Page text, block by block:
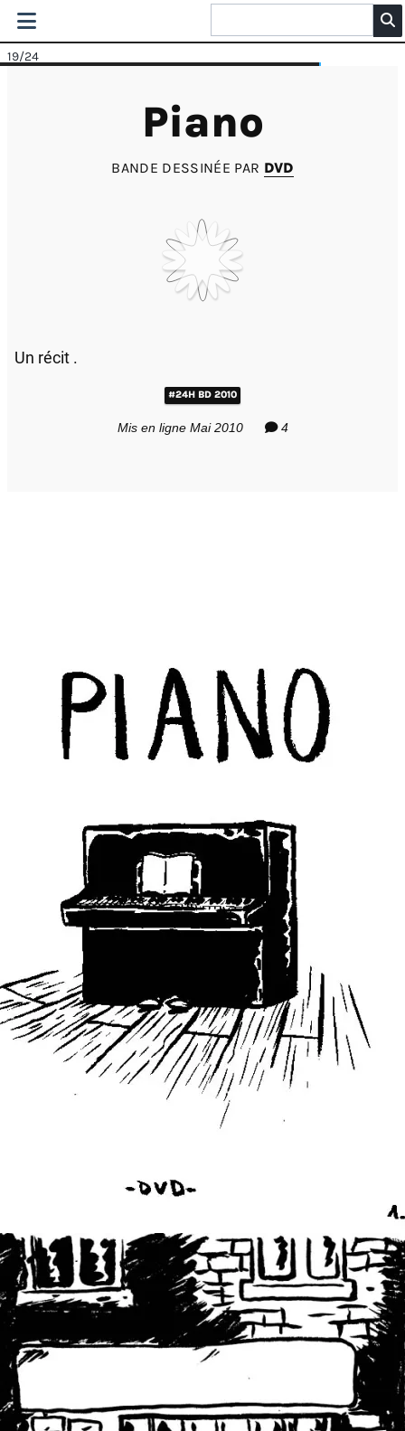
19/24
Piano
BANDE DESSINÉE PAR DVD
Un récit .
#24H BD 2010
Mis en ligne Mai 2010 4